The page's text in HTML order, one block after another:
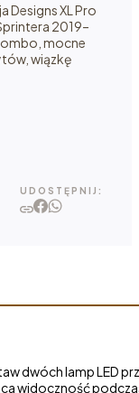
Designs XL Pro
2019–
mocne
wiązkę
UDOSTĘPNIJ:
dwóch lamp LED
widoczność